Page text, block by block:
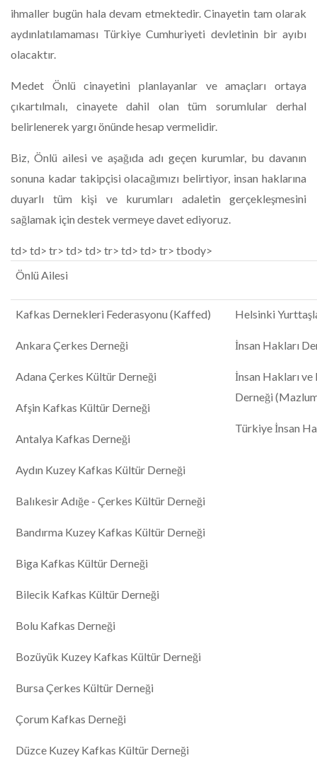
ihmaller bugün hala devam etmektedir. Cinayetin tam olarak
aydınlatılamaması Türkiye Cumhuriyeti devletinin bir ayıbı
olacaktır.
​Medet Önlü cinayetini planlayanlar ve amaçları ortaya
çıkartılmalı, cinayete dahil olan tüm sorumlular derhal
belirlenerek yargı önünde hesap vermelidir.
​Biz, Önlü ailesi ve aşağıda adı geçen kurumlar, bu davanın
sonuna kadar takipçisi olacağımızı belirtiyor, insan haklarına
duyarlı tüm kişi ve kurumları adaletin gerçekleşmesini
sağlamak için destek vermeye davet ediyoruz.
td> td> tr> td> td> tr> td> td> tr> tbody>
Önlü Ailesi
Kafkas Dernekleri Federasyonu (Kaffed)
Ankara Çerkes Derneği
Adana Çerkes Kültür Derneği
Afşin Kafkas Kültür Derneği
Antalya Kafkas Derneği
Aydın Kuzey Kafkas Kültür Derneği
Balıkesir Adığe - Çerkes Kültür Derneği
Bandırma Kuzey Kafkas Kültür Derneği
Biga Kafkas Kültür Derneği
Bilecik Kafkas Kültür Derneği
Bolu Kafkas Derneği
Bozüyük Kuzey Kafkas Kültür Derneği
Bursa Çerkes Kültür Derneği
Çorum Kafkas Derneği
Düzce Kuzey Kafkas Kültür Derneği
Helsinki
İnsan Hakları
İnsan Hakları
Derneği
Türkiye İnsan